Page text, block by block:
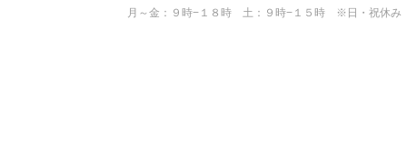
月～金：９時−１８時 土：９時−１５時 ※日・祝休み